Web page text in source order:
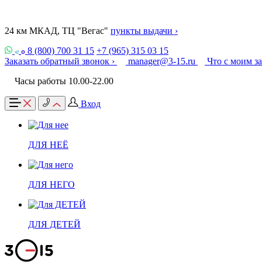
24 км МКАД, ТЦ "Вегас" пункты выдачи ›
8 (800) 700 31 15 +7 (965) 315 03 15
Заказать обратный звонок ›
manager@3-15.ru
Что с моим
Часы работы 10.00-22.00
Вход
ДЛЯ НЕЁ
ДЛЯ НЕГО
ДЛЯ ДЕТЕЙ